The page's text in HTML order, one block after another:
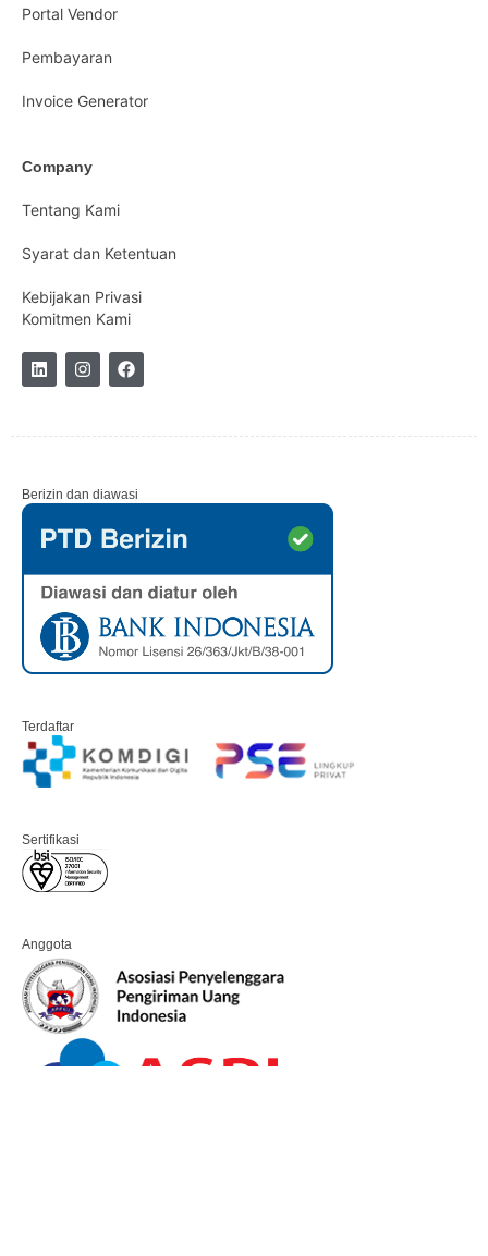
Portal Vendor
Pembayaran
Invoice Generator
Company
Tentang Kami
Syarat dan Ketentuan
Kebijakan Privasi
Komitmen Kami
Berizin dan diawasi
Terdaftar
Sertifikasi
Anggota